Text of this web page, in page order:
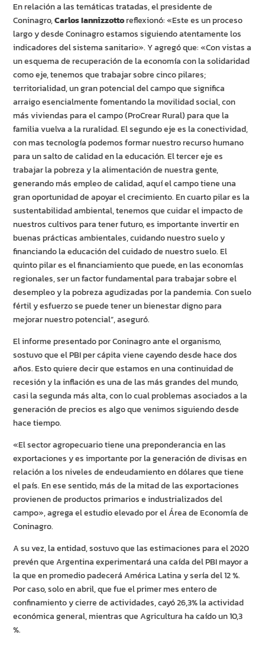
En relación a las temáticas tratadas, el presidente de
Coninagro,Carlos Iannizzottoreflexionó: «Este es un proceso
largo y desde Coninagro estamos siguiendo atentamente los
indicadores del sistema sanitario». Y agregó que: «Con vistas a
un esquema de recuperación de la economía con la solidaridad
como eje, tenemos que trabajar sobre cinco pilares;
territorialidad, un gran potencial del campo que significa
arraigo esencialmente fomentando la movilidad social, con
más viviendas para el campo (ProCrear Rural) para que la
familia vuelva a la ruralidad. El segundo eje es la conectividad,
con mas tecnología podemos formar nuestro recurso humano
para un salto de calidad en la educación. El tercer eje es
trabajar la pobreza y la alimentación de nuestra gente,
generando más empleo de calidad, aquí el campo tiene una
gran oportunidad de apoyar el crecimiento. En cuarto pilar es la
sustentabilidad ambiental, tenemos que cuidar el impacto de
nuestros cultivos para tener futuro, es importante invertir en
buenas prácticas ambientales, cuidando nuestro suelo y
financiando la educación del cuidado de nuestro suelo. El
quinto pilar es el financiamiento que puede, en las economías
regionales, ser un factor fundamental para trabajar sobre el
desempleo y la pobreza agudizadas por la pandemia. Con suelo
fértil y esfuerzo se puede tener un bienestar digno para
mejorar nuestro potencial”, aseguró.
El informe presentado por Coninagro ante el organismo,
sostuvo que el PBI per cápita viene cayendo desde hace dos
años. Esto quiere decir que estamos en una continuidad de
recesión y la inflación es una de las más grandes del mundo,
casi la segunda más alta, con lo cual problemas asociados a la
generación de precios es algo que venimos siguiendo desde
hace tiempo.
«El sector agropecuario tiene una preponderancia en las
exportaciones y es importante por la generación de divisas en
relación a los niveles de endeudamiento en dólares que tiene
el país. En ese sentido, más de la mitad de las exportaciones
provienen de productos primarios e industrializados del
campo», agrega el estudio elevado por el Área de Economía de
Coninagro.
A su vez, la entidad, sostuvo que las estimaciones para el 2020
prevén que Argentina experimentará una caída del PBI mayor a
la que en promedio padecerá América Latina y sería del 12 %.
Por caso, solo en abril, que fue el primer mes entero de
confinamiento y cierre de actividades, cayó 26,3% la actividad
económica general, mientras que Agricultura ha caído un 10,3
%.